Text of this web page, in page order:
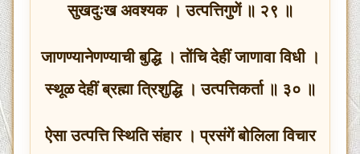
सुखदुःख अवश्यक । उत्पत्तिगुणें ॥ २९ ॥
जाणण्यानेणण्याची बुद्धि । तोंचि देहीं जाणावा विधी ।
स्थूळ देहीं ब्रह्मा त्रिशुद्धि । उत्पत्तिकर्ता ॥ ३० ॥
ऐसा उत्पत्ति स्थिति संहार । प्रसंगें बोलिला विचार